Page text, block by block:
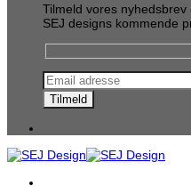
Tilmeld vores nyhedsbrev
SEJ designs kommende